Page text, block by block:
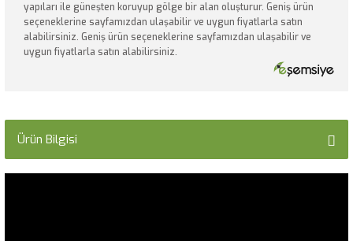
yapıları ile güneşten koruyup gölge bir alan oluşturur. Geniş ürün
seçeneklerine sayfamızdan ulaşabilir ve uygun fiyatlarla satın
alabilirsiniz. Geniş ürün seçeneklerine sayfamızdan ulaşabilir ve
uygun fiyatlarla satın alabilirsiniz.
Ürün Bilgisi